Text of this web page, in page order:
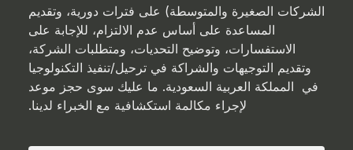
الشركات الصغيرة والمتوسطة) على فترات دورية، وتقديم
المساعدة على أساس عدم الالتزام، للإجابة على
الاستفسارات، وتوضيح التحديات، ومتطلبات الشركة،
وتقديم التوجيهات والشراكة في ترحيل/تنفيذ التكنولوجيا
في المملكة العربية السعودية. ما عليك سوى حجز موعد
لإجراء مكالمة استكشافية مع الخبراء لدينا.